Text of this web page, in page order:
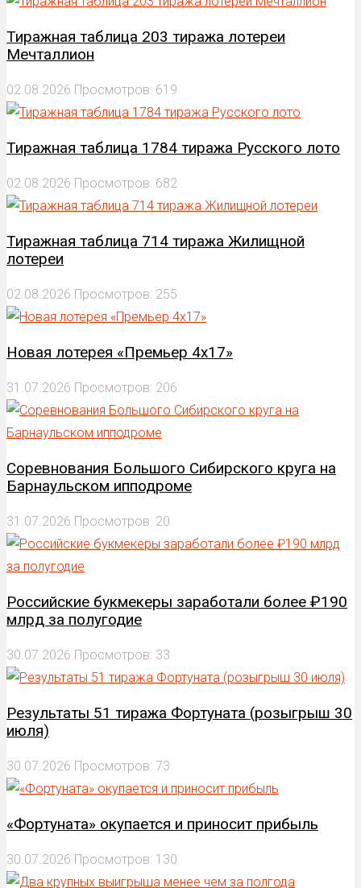
Тиражная таблица 203 тиража лотереи
Мечталлион
02.08.2026 Просмотров: 619
Тиражная таблица 1784 тиража Русского лото
02.08.2026 Просмотров: 682
Тиражная таблица 714 тиража Жилищной
лотереи
02.08.2026 Просмотров: 255
Новая лотерея «Премьер 4х17»
31.07.2026 Просмотров: 206
Соревнования Большого Сибирского круга на
Барнаульском ипподроме
31.07.2026 Просмотров: 20
Российские букмекеры заработали более ₽190
млрд за полугодие
30.07.2026 Просмотров: 33
Результаты 51 тиража Фортуната (розыгрыш 30
июля)
30.07.2026 Просмотров: 73
«Фортуната» окупается и приносит прибыль
30.07.2026 Просмотров: 130